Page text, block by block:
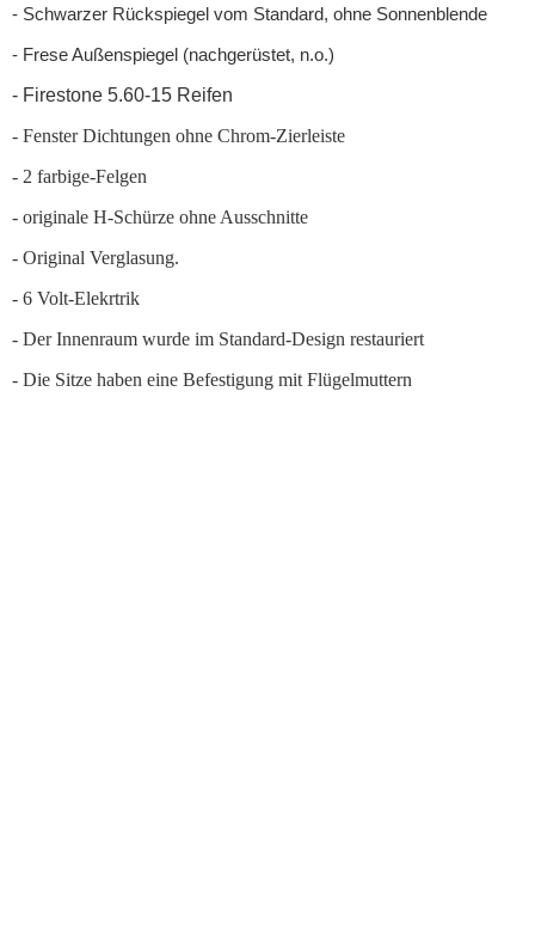
- Schwarzer Rückspiegel vom Standard, ohne Sonnenblende
- Frese Außenspiegel (nachgerüstet, n.o.)
- Firestone 5.60-15 Reifen
- Fenster Dichtungen ohne Chrom-Zierleiste
- 2 farbige-Felgen
- originale H-Schürze ohne Ausschnitte
- Original Verglasung.
- 6 Volt-Elekrtrik
- Der Innenraum wurde im Standard-Design restauriert
- Die Sitze haben eine Befestigung mit Flügelmuttern